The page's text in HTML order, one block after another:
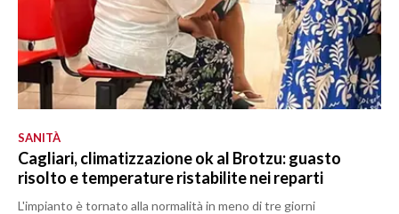
SANITÀ
Cagliari, climatizzazione ok al Brotzu: guasto
risolto e temperature ristabilite nei reparti
L'impianto è tornato alla normalità in meno di tre giorni